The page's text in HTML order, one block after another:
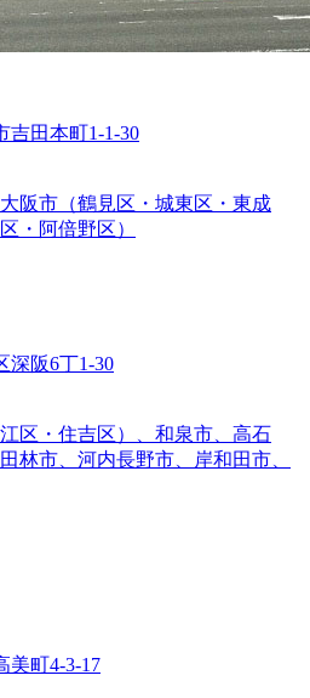
吉田本町1-1-30
阪市（鶴見区・城東区・東成
・阿倍野区）
深阪6丁1-30
区・住吉区）、和泉市、高石
林市、河内長野市、岸和田市、
美町4-3-17